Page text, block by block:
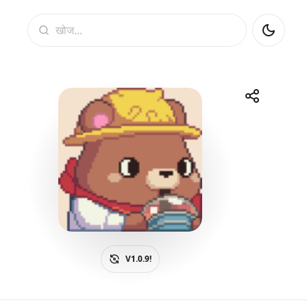
साझा करें
TelegramFacebookWhatsApp
V1.0.9!